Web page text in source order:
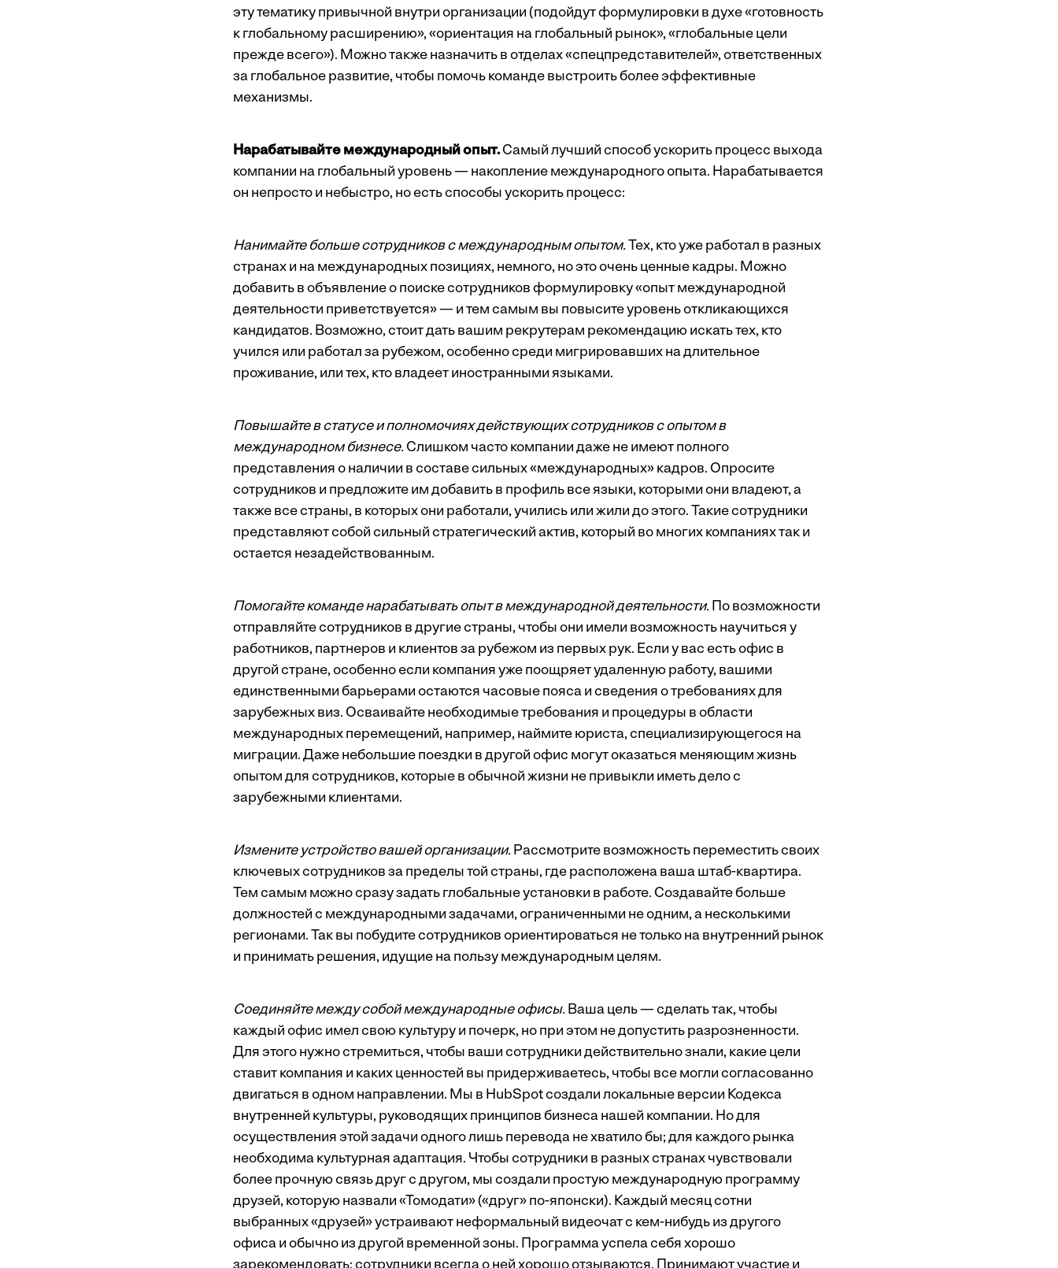
эту тематику привычной внутри организации (подойдут формулировки в духе «готовность
к глобальному расширению», «ориентация на глобальный рынок», «глобальные цели
прежде всего»). Можно также назначить в отделах «спецпредставителей», ответственных
за глобальное развитие, чтобы помочь команде выстроить более эффективные
механизмы.
Нарабатывайте международный опыт.Самый лучший способ ускорить процесс выхода
компании на глобальный уровень — накопление международного опыта. Нарабатывается
он непросто и небыстро, но есть способы ускорить процесс:
Нанимайте больше сотрудников с международным опытом.Тех, кто уже работал в разных
странах и на международных позициях, немного, но это очень ценные кадры. Можно
добавить в объявление о поиске сотрудников формулировку «опыт международной
деятельности приветствуется» — и тем самым вы повысите уровень откликающихся
кандидатов. Возможно, стоит дать вашим рекрутерам рекомендацию искать тех, кто
учился или работал за рубежом, особенно среди мигрировавших на длительное
проживание, или тех, кто владеет иностранными языками.
Повышайте в статусе и полномочиях действующих сотрудников с опытом в
международном бизнесе. Слишком часто компании даже не имеют полного
представления о наличии в составе сильных «международных» кадров. Опросите
сотрудников и предложите им добавить в профиль все языки, которыми они владеют, а
также все страны, в которых они работали, учились или жили до этого. Такие сотрудники
представляют собой сильный стратегический актив, который во многих компаниях так и
остается незадействованным.
Помогайте команде нарабатывать опыт в международной деятельности. По возможности
отправляйте сотрудников в другие страны, чтобы они имели возможность научиться у
работников, партнеров и клиентов за рубежом из первых рук. Если у вас есть офис в
другой стране, особенно если компания уже поощряет удаленную работу, вашими
единственными барьерами остаются часовые пояса и сведения о требованиях для
зарубежных виз. Осваивайте необходимые требования и процедуры в области
международных перемещений, например, наймите юриста, специализирующегося на
миграции. Даже небольшие поездки в другой офис могут оказаться меняющим жизнь
опытом для сотрудников, которые в обычной жизни не привыкли иметь дело с
зарубежными клиентами.
Измените устройство вашей организации. Рассмотрите возможность переместить своих
ключевых сотрудников за пределы той страны, где расположена ваша штаб-квартира.
Тем самым можно сразу задать глобальные установки в работе. Создавайте больше
должностей с международными задачами, ограниченными не одним, а несколькими
регионами. Так вы побудите сотрудников ориентироваться не только на внутренний рынок
и принимать решения, идущие на пользу международным целям.
Соединяйте между собой международные офисы. Ваша цель — сделать так, чтобы
каждый офис имел свою культуру и почерк, но при этом не допустить разрозненности.
Для этого нужно стремиться, чтобы ваши сотрудники действительно знали, какие цели
ставит компания и каких ценностей вы придерживаетесь, чтобы все могли согласованно
двигаться в одном направлении. Мы в HubSpot создали локальные версии Кодекса
внутренней культуры, руководящих принципов бизнеса нашей компании. Но для
осуществления этой задачи одного лишь перевода не хватило бы; для каждого рынка
необходима культурная адаптация. Чтобы сотрудники в разных странах чувствовали
более прочную связь друг с другом, мы создали простую международную программу
друзей, которую назвали «Томодати» («друг» по-японски). Каждый месяц сотни
выбранных «друзей» устраивают неформальный видеочат с кем-нибудь из другого
офиса и обычно из другой временной зоны. Программа успела себя хорошо